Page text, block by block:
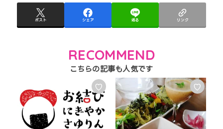
ポスト シェア 送る リンク
RECOMMEND
♡ ♡